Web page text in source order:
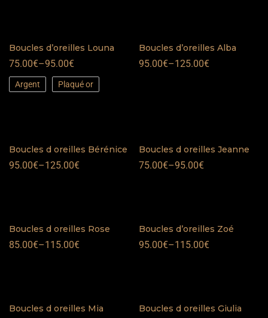
Boucles d’oreilles Louna
75.00€–95.00€
Argent Plaqué or
Boucles d’oreilles Alba
95.00€–125.00€
Boucles d oreilles Bérénice
95.00€–125.00€
Boucles d oreilles Jeanne
75.00€–95.00€
Boucles d oreilles Rose
85.00€–115.00€
Boucles d’oreilles Zoé
95.00€–115.00€
Boucles d oreilles Mia Boucles d oreilles Giulia